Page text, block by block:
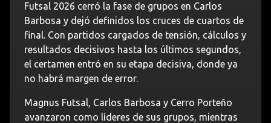
Futsal 2026 cerró la fase de grupos en Carlos
Barbosa y dejó definidos los cruces de cuartos de
final. Con partidos cargados de tensión, cálculos y
resultados decisivos hasta los últimos segundos,
el certamen entró en su etapa decisiva, donde ya
no habrá margen de error.
Magnus Futsal, Carlos Barbosa y Cerro Porteño
avanzaron como líderes de sus grupos, mientras